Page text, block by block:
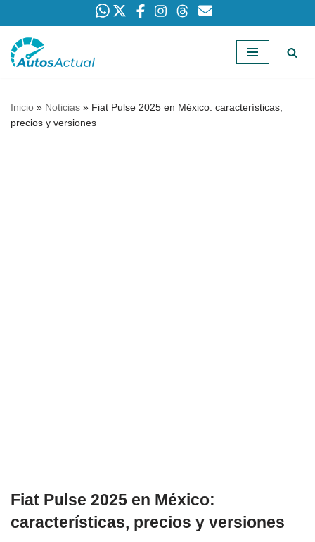
Saltar
Inicio » Noticias » Fiat Pulse 2025 en México: características,
precios y versiones
Fiat Pulse 2025 en México:
características, precios y versiones